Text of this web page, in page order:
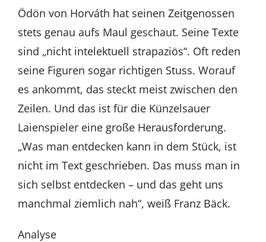
Ödön von Horváth hat seinen Zeitgenossen
stets genau aufs Maul geschaut. Seine Texte
sind „nicht intelektuell strapaziös“. Oft reden
seine Figuren sogar richtigen Stuss. Worauf
es ankommt, das steckt meist zwischen den
Zeilen. Und das ist für die Künzelsauer
Laienspieler eine große Herausforderung.
„Was man entdecken kann in dem Stück, ist
nicht im Text geschrieben. Das muss man in
sich selbst entdecken – und das geht uns
manchmal ziemlich nah“, weiß Franz Bäck.
Analyse